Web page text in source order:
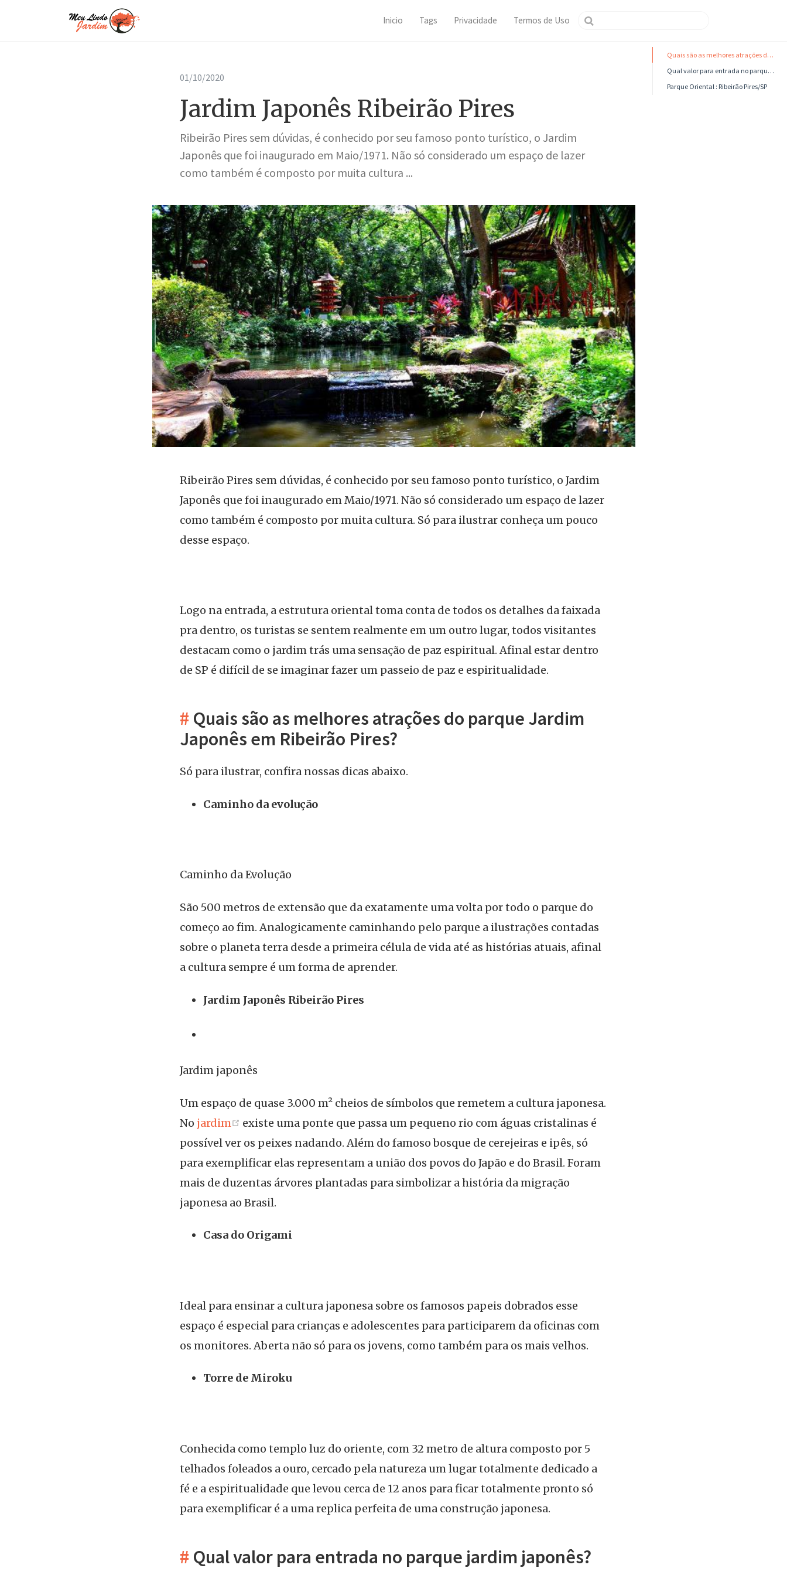
Inicio Tags Privacidade Termos de Uso
01/10/2020
Jardim Japonês Ribeirão Pires
Ribeirão Pires sem dúvidas, é conhecido por seu famoso ponto turístico, o Jardim
Japonês que foi inaugurado em Maio/1971. Não só considerado um espaço de lazer
como também é composto por muita cultura ...
Ribeirão Pires sem dúvidas, é conhecido por seu famoso ponto turístico, o Jardim
Japonês que foi inaugurado em Maio/1971. Não só considerado um espaço de lazer
como também é composto por muita cultura. Só para ilustrar conheça um pouco
desse espaço.
Logo na entrada, a estrutura oriental toma conta de todos os detalhes da faixada
pra dentro, os turistas se sentem realmente em um outro lugar, todos visitantes
destacam como o jardim trás uma sensação de paz espiritual. Afinal estar dentro
de SP é difícil de se imaginar fazer um passeio de paz e espiritualidade.
# Quais são as melhores atrações do parque Jardim
Japonês em Ribeirão Pires?
Só para ilustrar, confira nossas dicas abaixo.
Caminho da evolução
Caminho da Evolução
São 500 metros de extensão que da exatamente uma volta por todo o parque do
começo ao fim. Analogicamente caminhando pelo parque a ilustrações contadas
sobre o planeta terra desde a primeira célula de vida até as histórias atuais, afinal
a cultura sempre é um forma de aprender.
Jardim Japonês Ribeirão Pires
Jardim japonês
Um espaço de quase 3.000 m² cheios de símbolos que remetem a cultura japonesa.
No jardim (opens new window)
existe uma ponte que passa um pequeno rio com águas cristalinas é
possível ver os peixes nadando. Além do famoso bosque de cerejeiras e ipês, só
para exemplificar elas representam a união dos povos do Japão e do Brasil. Foram
mais de duzentas árvores plantadas para simbolizar a história da migração
japonesa ao Brasil.
Casa do Origami
Ideal para ensinar a cultura japonesa sobre os famosos papeis dobrados esse
espaço é especial para crianças e adolescentes para participarem da oficinas com
os monitores. Aberta não só para os jovens, como também para os mais velhos.
Torre de Miroku
Conhecida como templo luz do oriente, com 32 metro de altura composto por 5
telhados foleados a ouro, cercado pela natureza um lugar totalmente dedicado a
fé e a espiritualidade que levou cerca de 12 anos para ficar totalmente pronto só
para exemplificar é a uma replica perfeita de uma construção japonesa.
# Qual valor para entrada no parque jardim japonês?
Quais são as melhores atrações do parque Jardim Japonês em Ribeirão Pires?
Qual valor para entrada no parque jardim japonês?
Parque Oriental : Ribeirão Pires/SP